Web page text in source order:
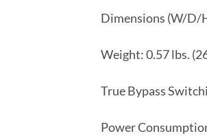
Dimensions (W/D/
Weight: 0.57 lbs.
True Bypass
Power